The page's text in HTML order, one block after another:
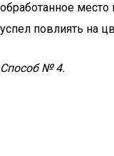
обработанное место
успел повлиять на
Способ № 4.